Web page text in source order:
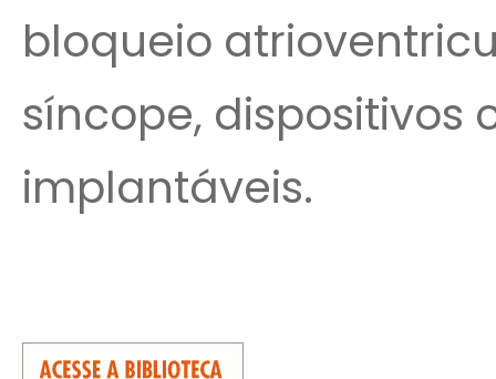
bloqueio
síncope, dispositivos
implantáveis.